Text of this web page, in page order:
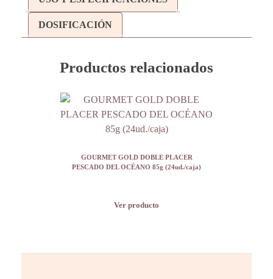
DOSIFICACIÓN
Productos relacionados
GOURMET GOLD DOBLE PLACER
PESCADO DEL OCÉANO 85g (24ud./caja)
Ver producto